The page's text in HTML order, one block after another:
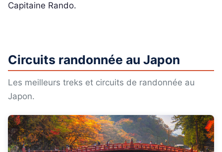
Capitaine Rando.
Circuits randonnée au Japon
Les meilleurs treks et circuits de randonnée au
Japon.